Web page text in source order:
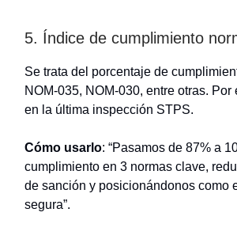
5. Índice de cumplimiento
Se trata del porcentaje de
NOM-035, NOM-030, entre otras. Por
en la última inspección STPS.
Cómo usarlo: “Pasamos de 87% a
cumplimiento en 3 normas clave,
de sanción y posicionándonos como
segura”.